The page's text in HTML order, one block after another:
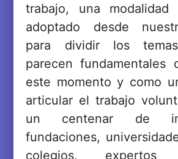
trabajo, una modalidad
adoptado desde
para dividir los
parecen fundamentales
este momento y como
articular el trabajo
un centenar de
fundaciones,
colegios,